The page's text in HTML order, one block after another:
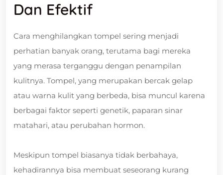
Dan Efektif
Cara menghilangkan tompel sering menjadi
perhatian banyak orang, terutama bagi mereka
yang merasa terganggu dengan penampilan
kulitnya. Tompel, yang merupakan bercak gelap
atau warna kulit yang berbeda, bisa muncul karena
berbagai faktor seperti genetik, paparan sinar
matahari, atau perubahan hormon.
Meskipun tompel biasanya tidak berbahaya,
kehadirannya bisa membuat seseorang kurang